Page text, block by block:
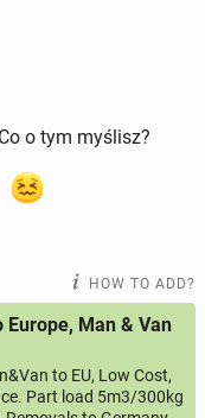
o tym myślisz?
HOW TO ADD?
Europe, Man & Van
to EU, Low Cost,
Part load 5m3/300kg